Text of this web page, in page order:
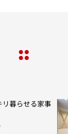
暮らせる家事